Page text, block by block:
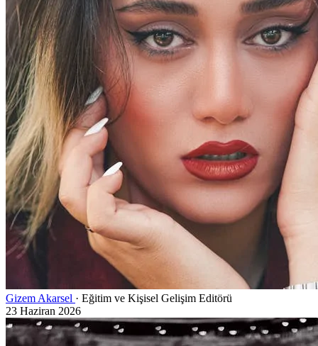
Gizem Akarsel · Eğitim ve Kişisel Gelişim Editörü
23 Haziran 2026